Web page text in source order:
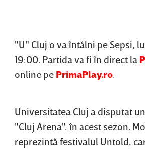
"U" Cluj o va întâlni pe Sepsi,
19:00. Partida va fi în direct la
online pe PrimaPlay.ro
Universitatea Cluj a disputat
"Cluj Arena", în acest sezon.
reprezintă festivalul Untold,